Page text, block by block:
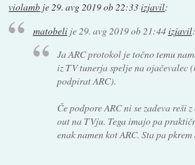
violamb je29. avg 2019 ob 22:33izjavil:
matobelije29. avg 2019 ob 21:44izjavil:
Ja ARC protokol je točno temu
iz TV tunerja spelje na ojačevalec
podpirat ARC).
Če podpore ARC ni se zadeva reši
out na TVju. Tega imajo pa
enak namen kot ARC. Sta pa